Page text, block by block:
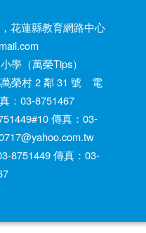
花蓮縣教育網路中心
學（萬榮Tips）
萬榮村 2 鄰 31 號 電
：03-8751467
傳真：03-
8751449 傳真：03-